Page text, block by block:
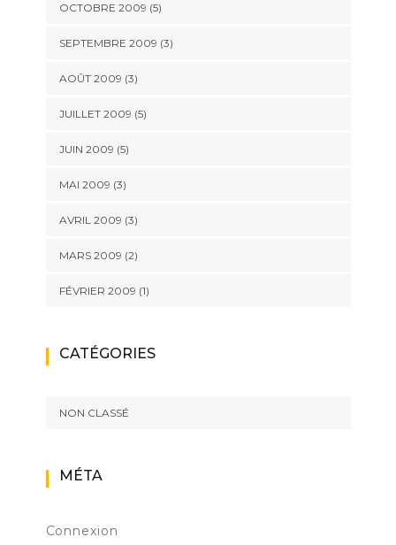
OCTOBRE 2009 (5)
SEPTEMBRE 2009 (3)
AOÛT 2009 (3)
JUILLET 2009 (5)
JUIN 2009 (5)
MAI 2009 (3)
AVRIL 2009 (3)
MARS 2009 (2)
FÉVRIER 2009 (1)
CATÉGORIES
NON CLASSÉ
MÉTA
Connexion